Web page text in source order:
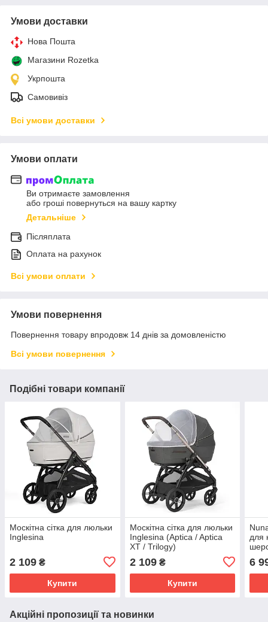
Умови доставки
Нова Пошта
Магазини Rozetka
Укрпошта
Самовивіз
Всі умови доставки
Умови оплати
Ви отримаєте замовлення
або гроші повернуться на вашу картку
Детальніше
Післяплата
Оплата на рахунок
Всі умови оплати
Умови повернення
Повернення товару впродовж 14 днів за домовленістю
Всі умови повернення
Подібні товари компанії
Москітна сітка для люльки
Inglesina
2 109 ₴
Купити
Москітна сітка для люльки
Inglesina (Aptica / Aptica
XT / Trilogy)
2 109₴
Купити
для
6
Акційні пропозиції та новинки